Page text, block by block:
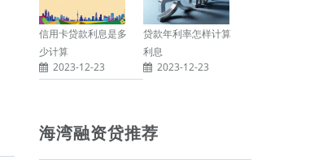
信用卡贷款利息是多
少计算
2023-12-23
贷款年利率怎样计算
利息
2023-12-23
海湾融资贷推荐